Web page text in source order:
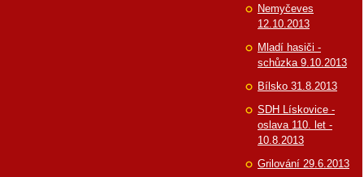
Nemyčeves
12.10.2013
Mladí hasiči -
schůzka 9.10.2013
Bílsko 31.8.2013
SDH Lískovice -
oslava 110. let -
10.8.2013
Grilování 29.6.2013